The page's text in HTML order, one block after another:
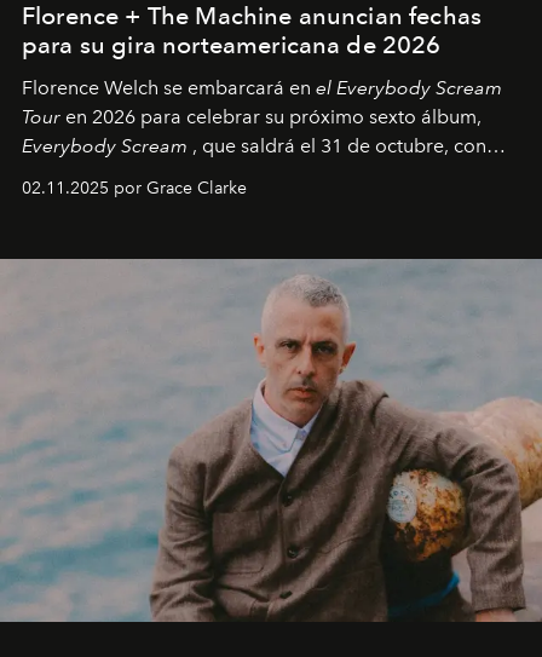
Florence + The Machine anuncian fechas
para su gira norteamericana de 2026
Florence Welch se embarcará en el Everybody Scream
Tour en 2026 para celebrar su próximo sexto álbum,
Everybody Scream , que saldrá el 31 de octubre, con
fechas en Norteamérica a partir de abril del próximo
02.11.2025 por Grace Clarke